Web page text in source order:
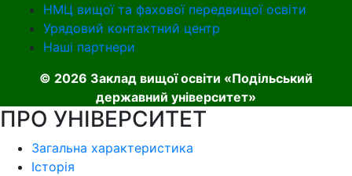
НМЦ вищої та фахової передвищої освіти
Урядовий контактний центр
Наші партнери
© 2026 Заклад вищої освіти «Подільський
державний університет»
ПРО УНІВЕРСИТЕТ
Загальна характеристика
Історія